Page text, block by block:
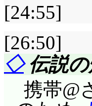
[24:55]
[26:50]
◇伝説の
携帯@